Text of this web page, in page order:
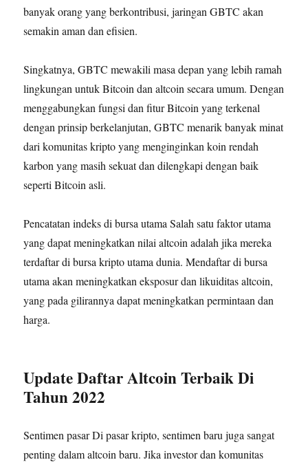
banyak orang yang berkontribusi, jaringan GBTC akan
semakin aman dan efisien.
Singkatnya, GBTC mewakili masa depan yang lebih ramah
lingkungan untuk Bitcoin dan altcoin secara umum. Dengan
menggabungkan fungsi dan fitur Bitcoin yang terkenal
dengan prinsip berkelanjutan, GBTC menarik banyak minat
dari komunitas kripto yang menginginkan koin rendah
karbon yang masih sekuat dan dilengkapi dengan baik
seperti Bitcoin asli.
Pencatatan indeks di bursa utama Salah satu faktor utama
yang dapat meningkatkan nilai altcoin adalah jika mereka
terdaftar di bursa kripto utama dunia. Mendaftar di bursa
utama akan meningkatkan eksposur dan likuiditas altcoin,
yang pada gilirannya dapat meningkatkan permintaan dan
harga.
Update Daftar Altcoin Terbaik Di
Tahun 2022
Sentimen pasar Di pasar kripto, sentimen baru juga sangat
penting dalam altcoin baru. Jika investor dan komunitas